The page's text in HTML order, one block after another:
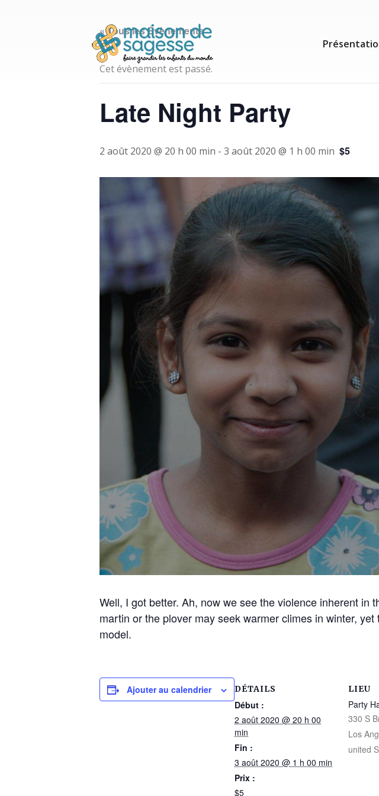
« Tous les Évènements
Cet évènement est passé.
Late Night Party
2 août 2020 @ 20 h 00 min - 3 août 2020 @ 1 h 00 min $5
Well, I got better. Ah, now we see the violence inherent
martin or the plover may seek warmer climes in winter,
model.
Ajouter au calendrier DÉTAILS
Début :
2 août 2020 @ 20 h 00
min
Fin :
3 août 2020 @ 1 h 00 min
Prix :
$5
LIEU
Party
330 S
Los
united